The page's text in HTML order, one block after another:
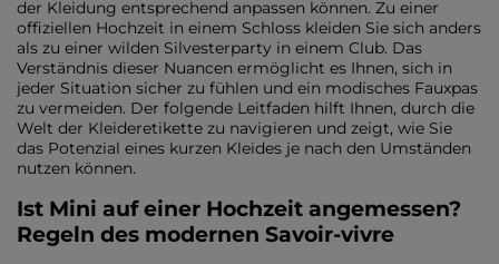
der Kleidung entsprechend anpassen können. Zu einer
offiziellen Hochzeit in einem Schloss kleiden Sie sich anders
als zu einer wilden Silvesterparty in einem Club. Das
Verständnis dieser Nuancen ermöglicht es Ihnen, sich in
jeder Situation sicher zu fühlen und ein modisches Fauxpas
zu vermeiden. Der folgende Leitfaden hilft Ihnen, durch die
Welt der Kleideretikette zu navigieren und zeigt, wie Sie
das Potenzial eines kurzen Kleides je nach den Umständen
nutzen können.
Ist Mini auf einer Hochzeit angemessen?
Regeln des modernen Savoir-vivre